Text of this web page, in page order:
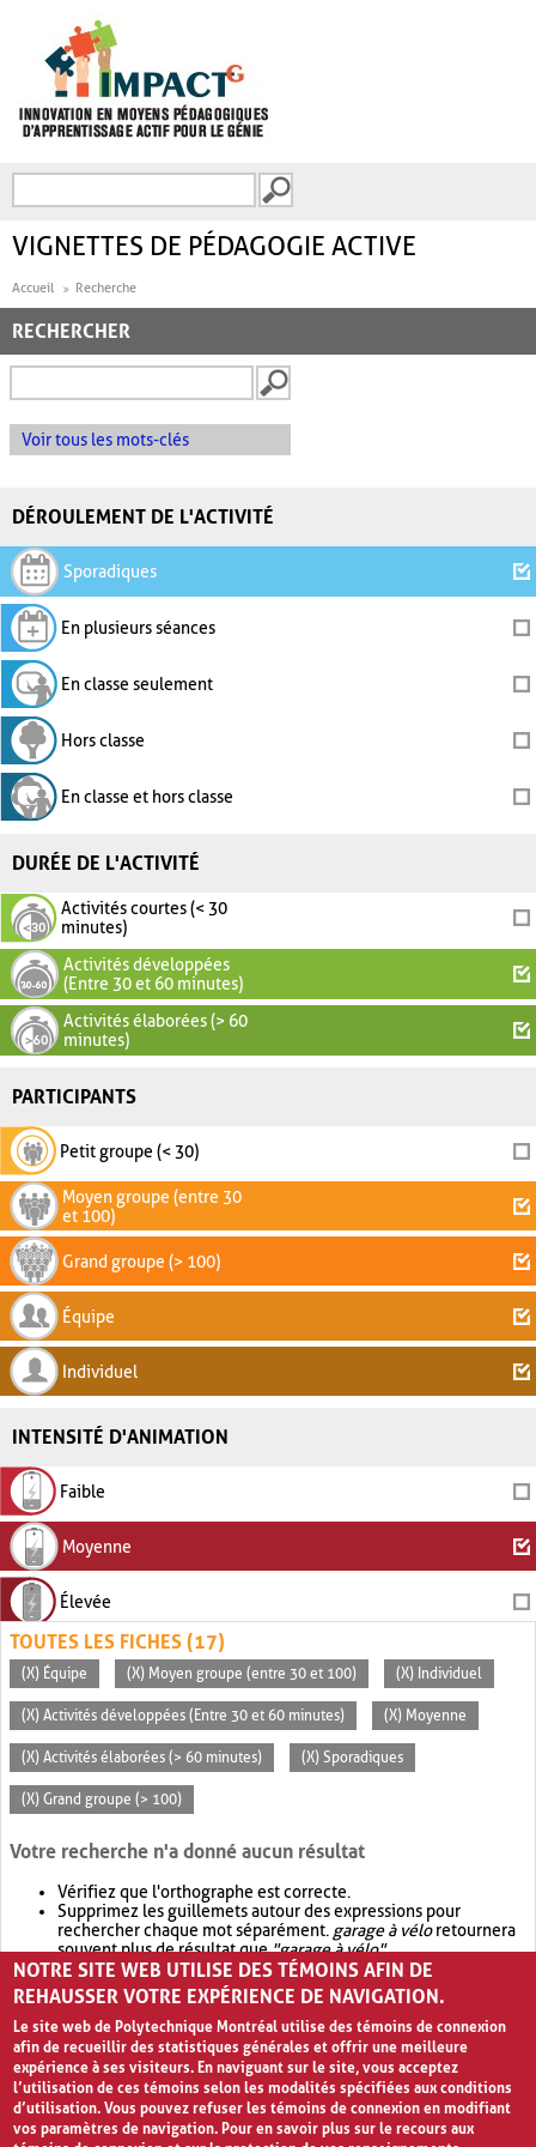
FORMULAIRE DE
VIGNETTES DE PÉDAGOGIE ACTIVE
Accueil Recherche
RECHERCHER
Voir tous les mots-clés
DÉROULEMENT DE L'ACTIVITÉ
Sporadiques
En plusieurs séances
En classe seulement
Hors classe
En classe et hors classe
DURÉE DE L'ACTIVITÉ
Activités courtes (< 30
minutes)
Activités développées
(Entre 30 et 60 minutes)
Activités élaborées (> 60
minutes)
PARTICIPANTS
Petit groupe (< 30)
Moyen groupe (entre 30
et 100)
Grand groupe (> 100)
Équipe
Individuel
INTENSITÉ D'ANIMATION
Faible
Moyenne
Élevée
TOUTES LES FICHES (17)
(X) Équipe (X) Moyen groupe (entre 30 et 100) (X) Individuel
(X) Activités développées (Entre 30 et 60 minutes) (X) Moyenne
(X) Activités élaborées (> 60 minutes) (X) Sporadiques
(X) Grand groupe (> 100)
Votre recherche n'a donné aucun résultat
Vérifiez que l'orthographe est correcte.
Supprimez les guillemets autour des expressions pour
rechercher chaque mot séparément. garage à véloretournera
souvent plus de résultat que"garage à vélo".
Envisagez d'élargir votre recherche avec OR.garage OR vélo
retournera souvent plus de résultat quegarage à vélo
NOTRE SITE WEB UTILISE DES TÉMOINS AFIN DE
REHAUSSER VOTRE EXPÉRIENCE DE NAVIGATION.
Le site web de Polytechnique Montréal utilise des témoins de connexion
afin de recueillir des statistiques générales et offrir une meilleure
expérience à ses visiteurs. En naviguant sur le site, vous acceptez
l’utilisation de ces témoins selon les modalités spécifiées aux conditions
d’utilisation. Vous pouvez refuser les témoins de connexion en modifiant
vos paramètres de navigation. Pour en savoir plus sur le recours aux